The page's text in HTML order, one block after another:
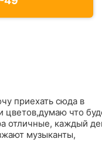
приехать сюда в
цветов,думаю что
отличные, каждый
музыканты,